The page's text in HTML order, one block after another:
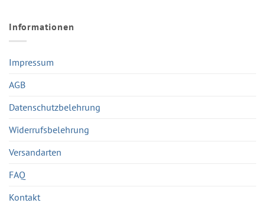
Informationen
Impressum
AGB
Datenschutzbelehrung
Widerrufsbelehrung
Versandarten
FAQ
Kontakt